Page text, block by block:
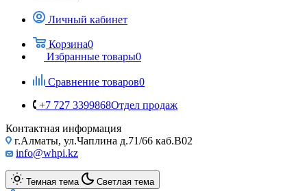
Личный кабинет
Корзина0
Избранные товары0
Сравнение товаров0
+7 727 3399868Отдел продаж
Контактная информация
г.Алматы, ул.Чаплина д.71/66 каб.B02
info@whpi.kz
Темная тема Светлая тема